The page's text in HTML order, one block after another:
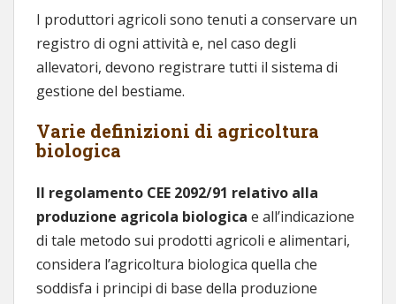
I produttori agricoli sono tenuti a conservare un
registro di ogni attività e, nel caso degli
allevatori, devono registrare tutti il sistema di
gestione del bestiame.
Varie definizioni di agricoltura
biologica
Il regolamento CEE 2092/91 relativo alla
produzione agricola biologica e all’indicazione
di tale metodo sui prodotti agricoli e alimentari,
considera l’agricoltura biologica quella che
soddisfa i principi di base della produzione